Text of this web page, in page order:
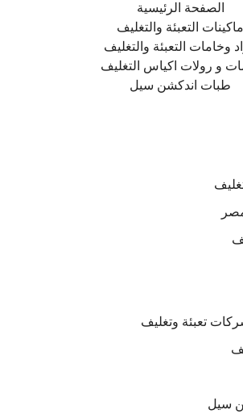
الصفحة الرئيسية
ماكينات التعبئة والتغليف
وخامات التعبئة والتغليف
و رولات اكياس التغليف
طبات اندكشن سيل
تعبئة وتغليف
سيل